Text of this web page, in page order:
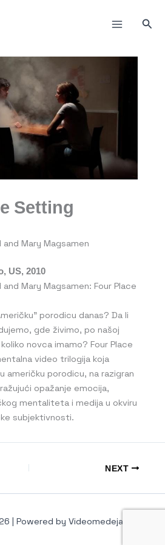
Setting
Mary Magsamen
US, 2010
Mary Magsamen: Four Place
porodicu danas? Da li
gde živimo, po našoj
novca imamo? Four Place
video trilogija koja
američku porodicu, na razigran
opažanje emocija,
mentaliteta i medija u okviru
subjektivnosti.
NEXT
| Powered by Videomedeja